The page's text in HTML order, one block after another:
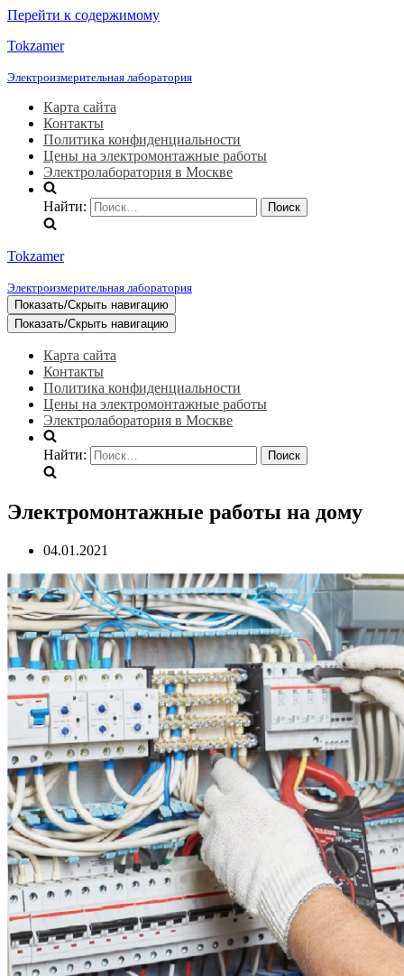
Перейти к содержимому
Tokzamer
Электроизмерительная лаборатория
Карта сайта
Контакты
Политика конфиденциальности
Цены на электромонтажные работы
Электролаборатория в Москве
Найти:
Tokzamer
Электроизмерительная лаборатория
Показать/Скрыть навигацию
Показать/Скрыть навигацию
Карта сайта
Контакты
Политика конфиденциальности
Цены на электромонтажные работы
Электролаборатория в Москве
Найти:
Электромонтажные работы на дому
04.01.2021